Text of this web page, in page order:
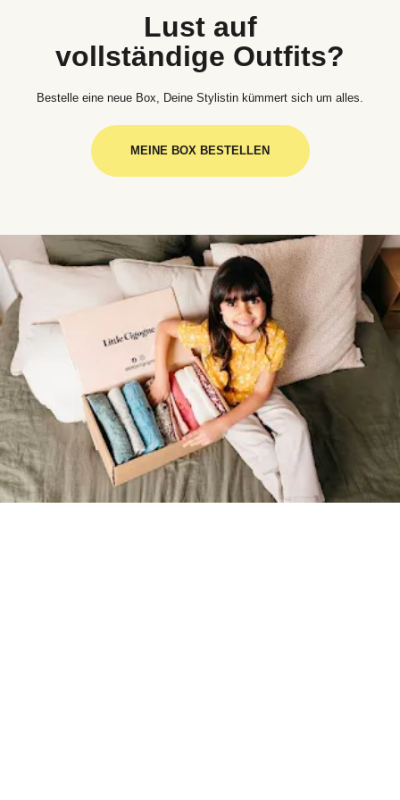
Lust auf
vollständige Outfits?
Bestelle eine neue Box, Deine Stylistin kümmert sich um alles.
MEINE BOX BESTELLEN